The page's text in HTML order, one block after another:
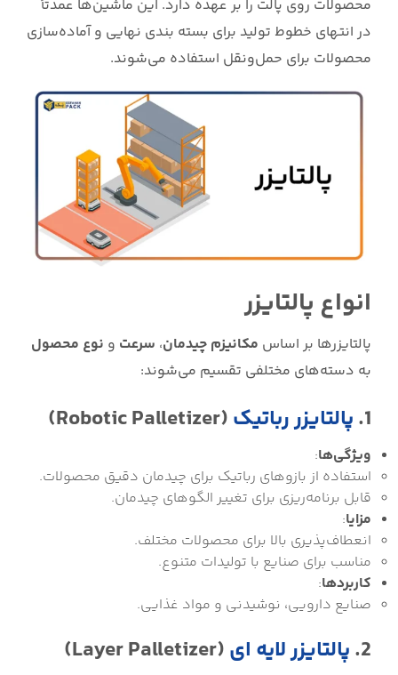
محصولات روی پالت را بر عهده دارد. این ماشین‌ها عمدتاً
در انتهای خطوط تولید برای بسته بندی نهایی و آماده‌سازی
محصولات برای حمل‌ونقل استفاده می‌شوند.
انواع پالتایزر
پالتایزرها بر اساس مکانیزم چیدمان، سرعت و نوع محصول
به دسته‌های مختلفی تقسیم می‌شوند:
1. پالتایزر رباتیک(Robotic Palletizer)
ویژگی‌ها:
استفاده از بازوهای رباتیک برای چیدمان دقیق محصولات.
قابل برنامه‌ریزی برای تغییر الگوهای چیدمان.
مزایا:
انعطاف‌پذیری بالا برای محصولات مختلف.
مناسب برای صنایع با تولیدات متنوع.
کاربردها:
صنایع دارویی، نوشیدنی و مواد غذایی.
2. پالتایزر لایه ای(Layer Palletizer)